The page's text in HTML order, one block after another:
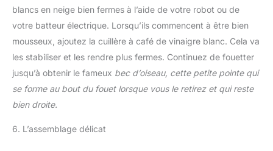
blancs en neige bien fermes à l’aide de votre robot ou de
votre batteur électrique. Lorsqu’ils commencent à être bien
mousseux, ajoutez la cuillère à café de vinaigre blanc. Cela va
les stabiliser et les rendre plus fermes. Continuez de fouetter
jusqu’à obtenir le fameux bec d’oiseau, cette petite pointe qui
se forme au bout du fouet lorsque vous le retirez et qui reste
bien droite.
6. L’assemblage délicat